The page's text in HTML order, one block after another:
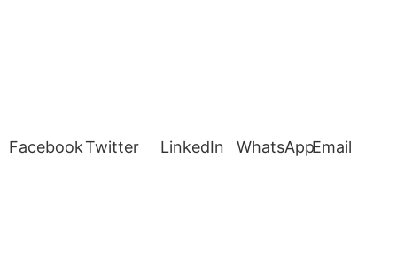
FacebookTwitter LinkedIn WhatsAppEmail